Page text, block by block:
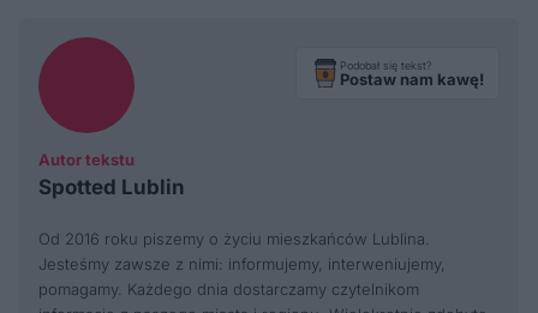
Autor tekstu
Spotted Lublin
Podobał się tekst?
Postaw nam kawę!
Od 2016 roku piszemy o życiu mieszkańców Lublina.
Jesteśmy zawsze z nimi: informujemy, interweniujemy,
pomagamy. Każdego dnia dostarczamy czytelnikom